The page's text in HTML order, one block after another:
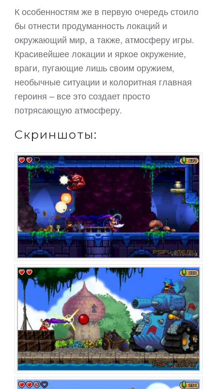
К особенностям же в первую очередь стоило
бы отнести продуманность локаций и
окружающий мир, а также, атмосферу игры.
Красивейшее локации и яркое окружение,
враги, пугающие лишь своим оружием,
необычные ситуации и колоритная главная
героиня – все это создает просто
потрясающую атмосферу.
Скриншоты: